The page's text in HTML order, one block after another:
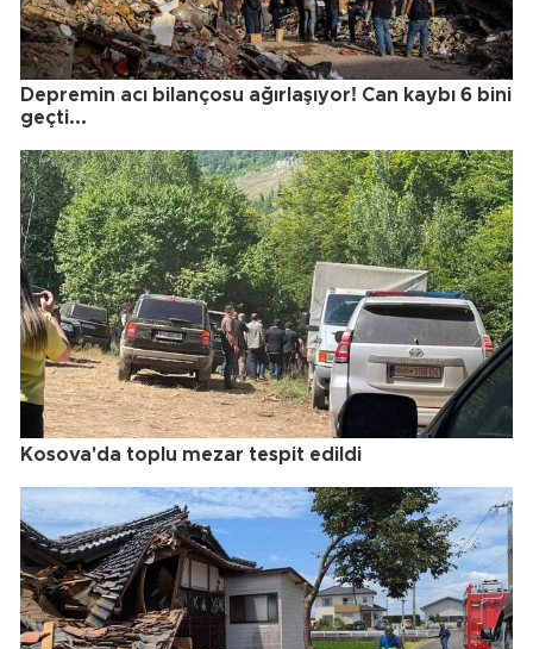
Depremin acı bilançosu ağırlaşıyor! Can kaybı 6 bini
geçti...
Kosova'da toplu mezar tespit edildi